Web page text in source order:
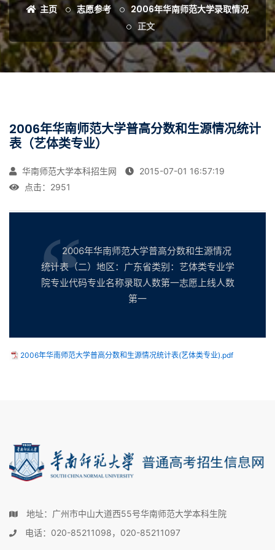
主页 志愿参考
2006年华南师范大学录取情况
正文
2006年华南师范大学普高分数和生源情况统计
表（艺体类专业）
华南师范大学本科招生网
2015-07-01 16:57:19
点击： 2951
2006年华南师范大学普高分数和生源情况
统计表（二）地区：广东省类别：艺体类专业学
院专业代码专业名称录取人数第一志愿上线人数
第一
2006年华南师范大学普高分数和生源情况统计表(艺体类专业).pdf
地址：广州市中山大道西55号华南师范大学本科生院
电话：020-85211098，020-85211097